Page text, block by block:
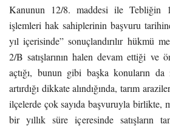
Kanunun 12/8. maddesi ile Tebliğin
işlemleri hak sahiplerinin başvuru
yıl içerisinde” sonuçlandırılır hükmü
2/B satışlarının halen devam ettiği ve
açtığı, bunun gibi başka konuların
artırdığı dikkate alındığında, tarım
ilçelerde çok sayıda başvuruyla birlikte,
bir yıllık süre içeresinde satışların